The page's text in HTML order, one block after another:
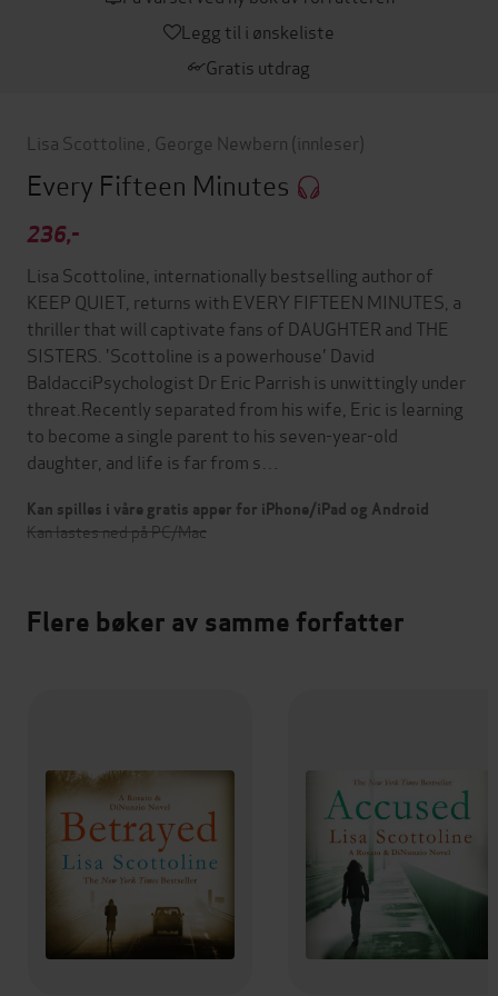
Legg til i ønskeliste
Gratis utdrag
Lisa Scottoline George Newbern (innleser)
Every Fifteen Minutes
236,-
Lisa Scottoline, internationally bestselling author of
KEEP QUIET, returns with EVERY FIFTEEN MINUTES, a
thriller that will captivate fans of DAUGHTER and THE
SISTERS. 'Scottoline is a powerhouse' David
BaldacciPsychologist Dr Eric Parrish is unwittingly under
threat.Recently separated from his wife, Eric is learning
to become a single parent to his seven-year-old
daughter, and life is far from s…
Kan spilles i våre gratis apper for iPhone/iPad og Android
Kan lastes ned på PC/Mac
Flere bøker av samme forfatter